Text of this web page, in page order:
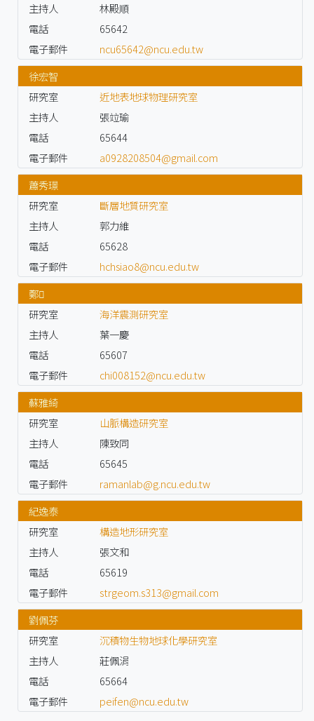
主持人
林殿順
電話
65642
電子郵件
ncu65642@ncu.edu.tw
徐宏智
研究室
近地表地球物理研究室
主持人
張竝瑜
電話
65644
電子郵件
a0928208504@gmail.com
蕭秀璟
研究室
斷層地質研究室
主持人
郭力維
電話
65628
電子郵件
hchsiao8@ncu.edu.tw
鄭𩕲
研究室
海洋震測研究室
主持人
葉一慶
電話
65607
電子郵件
chi008152@ncu.edu.tw
蘇雅綺
研究室
山脈構造研究室
主持人
陳致同
電話
65645
電子郵件
ramanlab@g.ncu.edu.tw
紀逸泰
研究室
構造地形研究室
主持人
張文和
電話
65619
電子郵件
strgeom.s313@gmail.com
劉佩芬
研究室
沉積物生物地球化學研究室
主持人
莊佩涓
電話
65664
電子郵件
peifen@ncu.edu.tw